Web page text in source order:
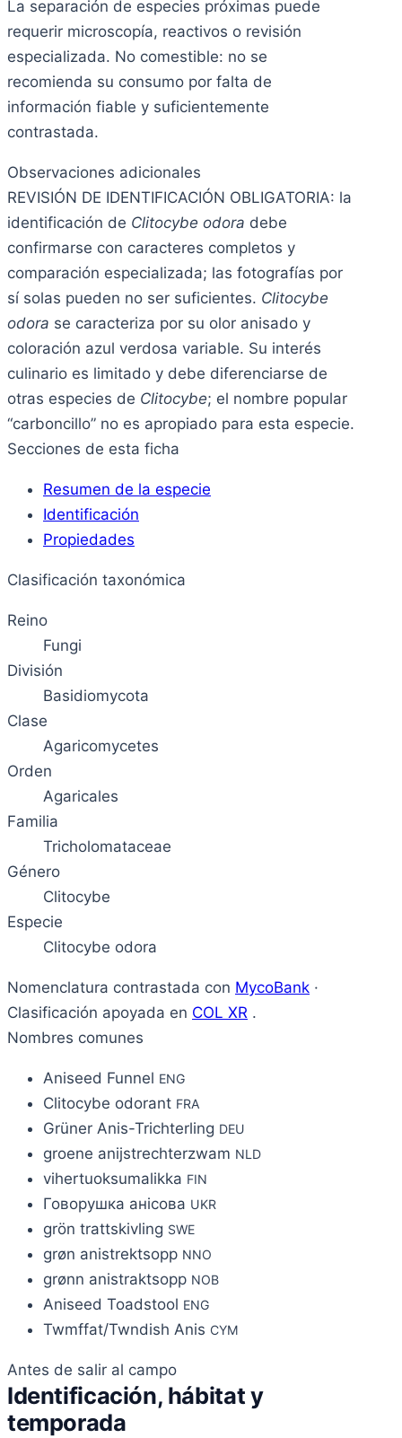
La separación de especies próximas puede
requerir microscopía, reactivos o revisión
especializada. No comestible: no se
recomienda su consumo por falta de
información fiable y suficientemente
contrastada.
Observaciones adicionales
REVISIÓN DE IDENTIFICACIÓN OBLIGATORIA: la
identificación de Clitocybe odora debe
confirmarse con caracteres completos y
comparación especializada; las fotografías por
sí solas pueden no ser suficientes. Clitocybe
odora se caracteriza por su olor anisado y
coloración azul verdosa variable. Su interés
culinario es limitado y debe diferenciarse de
otras especies de Clitocybe; el nombre popular
“carboncillo” no es apropiado para esta especie.
Secciones de esta ficha
Resumen de la especie
Identificación
Propiedades
Clasificación taxonómica
Reino
Fungi
División
Basidiomycota
Clase
Agaricomycetes
Orden
Agaricales
Familia
Tricholomataceae
Género
Clitocybe
Especie
Clitocybe odora
Nomenclatura contrastada con MycoBank ·
Clasificación apoyada en COL XR .
Nombres comunes
Aniseed Funnel ENG
Clitocybe odorant FRA
Grüner Anis-Trichterling DEU
groene anijstrechterzwam NLD
vihertuoksumalikka FIN
Говорушка анісова UKR
grön trattskivling SWE
grøn anistrektsopp NNO
grønn anistraktsopp NOB
Aniseed Toadstool ENG
Twmffat/Twndish Anis CYM
Antes de salir al campo
Identificación, hábitat y
temporada